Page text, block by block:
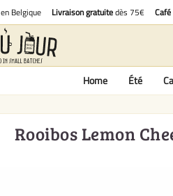
en Belgique Livraison gratuitedès 75€
Home Été
Rooibos Lemon